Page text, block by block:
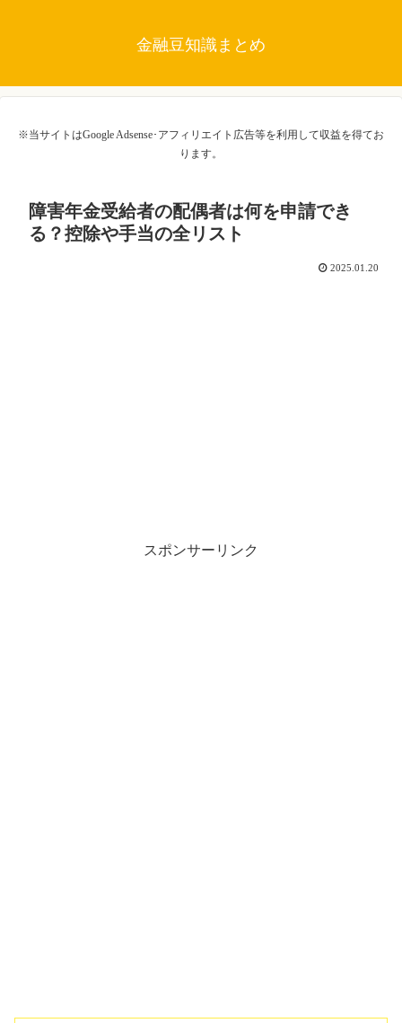
金融豆知識まとめ
※当サイトはGoogle Adsense･アフィリエイト広告等を利用して収益を得てお
ります。
障害年金受給者の配偶者は何を申請でき
る？控除や手当の全リスト
2025.01.20
スポンサーリンク